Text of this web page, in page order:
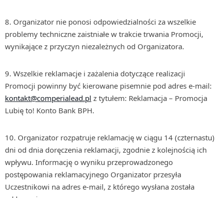
8. Organizator nie ponosi odpowiedzialności za wszelkie
problemy techniczne zaistniałe w trakcie trwania Promocji,
wynikające z przyczyn niezależnych od Organizatora.
9. Wszelkie reklamacje i zażalenia dotyczące realizacji
Promocji powinny być kierowane pisemnie pod adres e-mail:
kontakt@comperialead.pl z tytułem: Reklamacja – Promocja
Lubię to! Konto Bank BPH.
10. Organizator rozpatruje reklamację w ciągu 14 (czternastu)
dni od dnia doręczenia reklamacji, zgodnie z kolejnością ich
wpływu. Informację o wyniku przeprowadzonego
postępowania reklamacyjnego Organizator przesyła
Uczestnikowi na adres e-mail, z którego wysłana została